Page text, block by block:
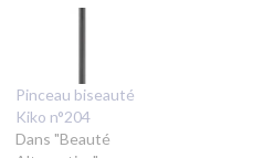
Pinceau biseauté
Kiko n°204
Dans "Beauté